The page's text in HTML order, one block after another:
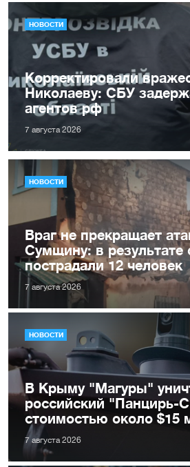
НОВОСТИ
Корректировали
Николаеву: СБУ
агентов рф
7 августа 2026
НОВОСТИ
Враг не прекращает
Сумщину: в результате
пострадали 12 человек
7 августа 2026
НОВОСТИ
В Крыму "Магуры"
российский "Панцирь-
стоимостью около $15
7 августа 2026